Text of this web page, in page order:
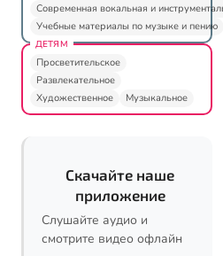
Современная вокальная и
Учебные материалы по музыке и пению
ДЕТЯМ
Просветительское
Развлекательное
Художественное
Музыкальное
Скачайте наше
приложение
Слушайте аудио и
смотрите видео офлайн